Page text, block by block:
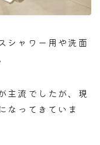
シャワー用や洗面
主流でしたが、現
なってきていま